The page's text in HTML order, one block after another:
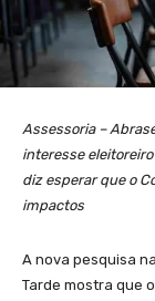
Assessoria –
interesse
diz esperar que o
impactos
A nova pesquisa
Tarde mostra que